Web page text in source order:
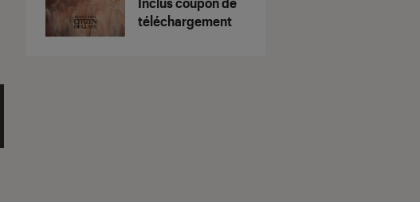
téléchargement